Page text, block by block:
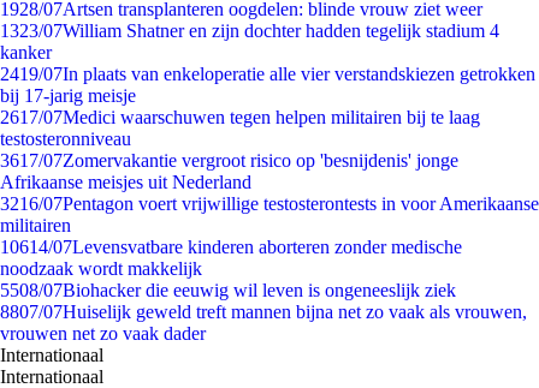
1928/07Artsen transplanteren oogdelen: blinde vrouw ziet weer
1323/07William Shatner en zijn dochter hadden tegelijk stadium 4
kanker
2419/07In plaats van enkeloperatie alle vier verstandskiezen getrokken
bij 17-jarig meisje
2617/07Medici waarschuwen tegen helpen militairen bij te laag
testosteronniveau
3617/07Zomervakantie vergroot risico op 'besnijdenis' jonge
Afrikaanse meisjes uit Nederland
3216/07Pentagon voert vrijwillige testosterontests in voor Amerikaanse
militairen
10614/07Levensvatbare kinderen aborteren zonder medische
noodzaak wordt makkelijk
5508/07Biohacker die eeuwig wil leven is ongeneeslijk ziek
8807/07Huiselijk geweld treft mannen bijna net zo vaak als vrouwen,
vrouwen net zo vaak dader
Internationaal
Internationaal